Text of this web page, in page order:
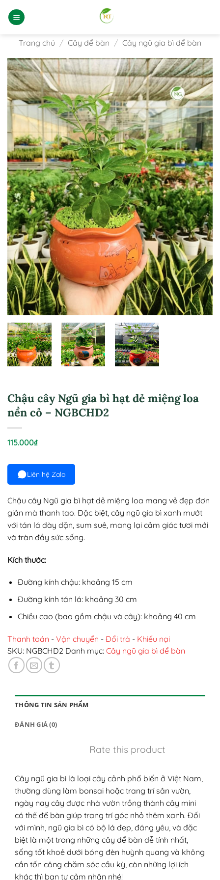
qua
Trang chủ / Cây để bàn / Cây ngũ gia bì để bàn
Chậu cây Ngũ gia bì hạt dẻ miệng loa
nền cỏ – NGBCHD2
115.000₫
Liên hệ Zalo
Chậu cây Ngũ gia bì hạt dẻ miệng loa mang vẻ đẹp đơn
giản mà thanh tao. Đặc biệt, cây ngũ gia bì xanh mướt
với tán lá dày dặn, sum suê, mang lại cảm giác tươi mới
và tràn đầy sức sống.
Kích thước:
Đường kính chậu: khoảng 15 cm
Đường kính tán lá: khoảng 30 cm
Chiều cao (bao gồm chậu và cây): khoảng 40 cm
Thanh toán - Vận chuyển - Đổi trả - Khiếu nại
SKU: NGBCHD2 Danh mục: Cây ngũ gia bì để bàn
THÔNG TIN SẢN PHẨM
ĐÁNH GIÁ (0)
Rate this product
Cây ngũ gia bì là loại cây cảnh phổ biến ở Việt Nam,
thường dùng làm bonsai hoặc trang trí sân vườn,
ngày nay cây được nhà vườn trồng thành cây mini
có thể để bàn giúp trang trí góc nhỏ thêm xanh. Đối
với mình, ngũ gia bì có bộ lá đẹp, đáng yêu, và đặc
biệt là một trong những cây để bàn dễ tính nhất,
sống tốt khoẻ dưới bóng đèn huỳnh quang và không
cần tốn công chăm sóc cầu kỳ, còn những lợi ích
khác thì bạn tự cảm nhận nhé!